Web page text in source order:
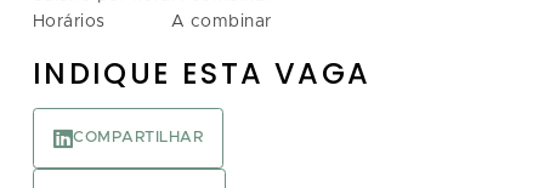
Horários
A combinar
INDIQUE ESTA VAGA
COMPARTILHAR